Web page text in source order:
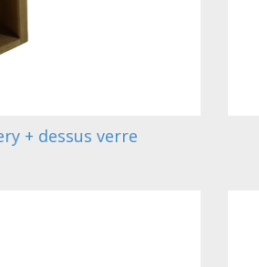
+ dessus verre